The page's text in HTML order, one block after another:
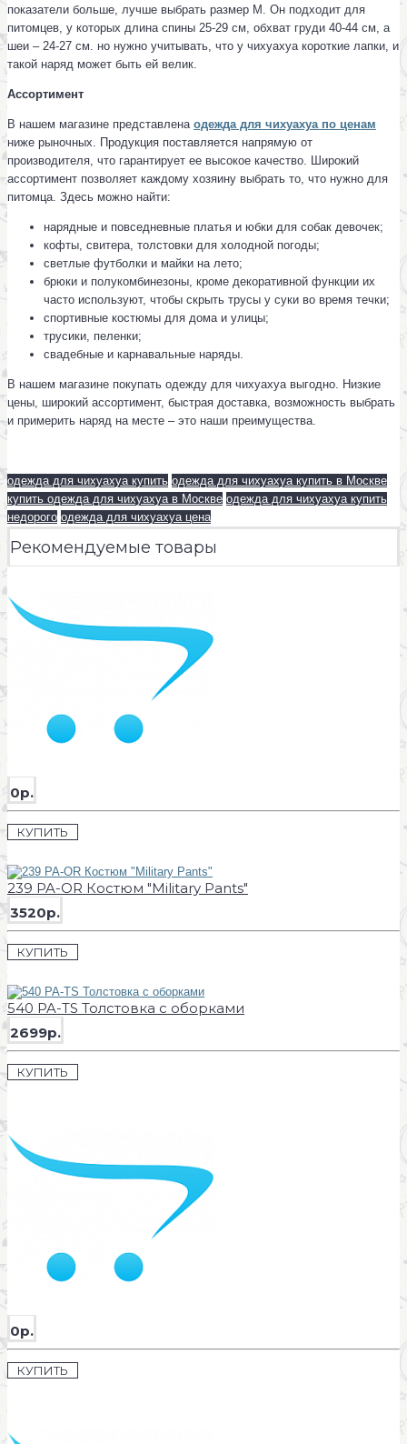
показатели больше, лучше выбрать размер M. Он подходит для
питомцев, у которых длина спины 25-29 см, обхват груди 40-44 см, а
шеи – 24-27 см. но нужно учитывать, что у чихуахуа короткие лапки, и
такой наряд может быть ей велик.
Ассортимент
В нашем магазине представлена одежда для чихуахуа по ценам
ниже рыночных. Продукция поставляется напрямую от
производителя, что гарантирует ее высокое качество. Широкий
ассортимент позволяет каждому хозяину выбрать то, что нужно для
питомца. Здесь можно найти:
нарядные и повседневные платья и юбки для собак девочек;
кофты, свитера, толстовки для холодной погоды;
светлые футболки и майки на лето;
брюки и полукомбинезоны, кроме декоративной функции их
часто используют, чтобы скрыть трусы у суки во время течки;
спортивные костюмы для дома и улицы;
трусики, пеленки;
свадебные и карнавальные наряды.
В нашем магазине покупать одежду для чихуахуа выгодно. Низкие
цены, широкий ассортимент, быстрая доставка, возможность выбрать
и примерить наряд на месте – это наши преимущества.
одежда для чихуахуа купить одежда для чихуахуа купить в Москве
купить одежда для чихуахуа в Москве одежда для чихуахуа купить
недорого одежда для чихуахуа цена
Рекомендуемые товары
0р.
КУПИТЬ
239 PA-OR Костюм "Military Pants"
3520р.
КУПИТЬ
540 PA-TS Толстовка с оборками
2699р.
КУПИТЬ
0р.
КУПИТЬ